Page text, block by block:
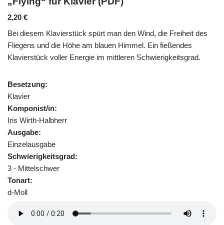
2,20 €
Bei diesem Klavierstück spürt man den Wind, die Freiheit des
Fliegens und die Höhe am blauen Himmel. Ein fießendes
Klavierstück voller Energie im mittleren Schwierigkeitsgrad.
Besetzung:
Klavier
Komponist/in:
Iris Wirth-Halbherr
Ausgabe:
Einzelausgabe
Schwierigkeitsgrad:
3 - Mittelschwer
Tonart:
d-Moll